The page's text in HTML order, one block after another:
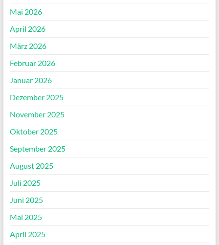
Mai 2026
April 2026
März 2026
Februar 2026
Januar 2026
Dezember 2025
November 2025
Oktober 2025
September 2025
August 2025
Juli 2025
Juni 2025
Mai 2025
April 2025